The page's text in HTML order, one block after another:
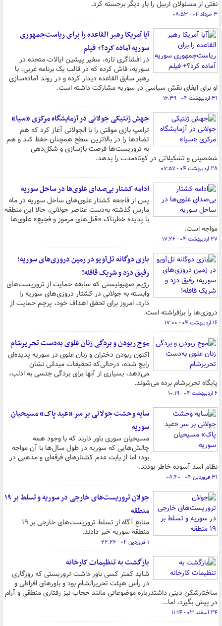
نفتی از مسئولان اربیل را بار دیگر برجسته کرد.
۳ خرداد ۰۴ - ۰۸:۵۳
آیا آمریکا رهبر القاعده را برای ریاست‌جمهوری
سوریه آماده کرد؟+ فیلم
در افشاگری تازه‌، سفیر پیشین ایالات متحده در
سوریه، فاش کرده که در قالب یک برنامه غربی، با
رهبر سابق القاعده دیدار کرده و در روند آماده‌سازی
او برای ایفای نقش سیاسی در سوریه مشارکت داشته است.
۳۱ اردیبهشت ۰۴ - ۱۶:۳۹
جهش ژنتیکی جولانی در آزمایشگاه مرکزی «سیا»
ترامپ بازی موقتی را با الجولانی آغاز کرد که هم
تضادها را در بالاترین سطح همچنان حفظ کند و هم
به تروریست‌ها فرصت بازسازی و شکل‌دهی
شخصیتی و تشکیلاتی در کوتاه‌مدت را بدهد.
۲۸ اردیبهشت ۰۴ - ۰۷:۵۷
ادامه کشتار بی‌صدای علوی‌ها در ساحل سوریه
پس از فاجعه کشتار علوی‌های ساحل سوریه در ماه
مارس گذشته به‌دست عناصر جولانی، حالا این منطقه
با پدیده خطرناک «قتل‌های مرموز و فجیع» علوی‌ها
مواجه است.
۲۷ اردیبهشت ۰۴ - ۱۷:۲۶
بازی دوگانه تل‌آویو در زمین دروزی‌های سوریه؛
رفیق دزد و شریک قافله!
رژیم صهیونیستی که سابقه حمایت از تروریست‌های
وابسته به جولانی در کشتار دروزی‌های سوریه را
دارد، امروز برای تحقق اهداف خود، پرچم حمایت از
دروزی‌ها را برافراشته است.
۱۶ اردیبهشت ۰۴ - ۱۷:۰۰
موج ربودن و بردگی زنان علوی به‌دست تحریرشام
اکنون ربودن دختران و زنان علوی در سوریه پدیده‌ای
رایج شده، درحالی‌که تحقیقات میدانی نشان
می‌دهد، بسیاری از آنها برای بردگی جنسی به ادلب،
پایگاه تحریرشام برده می‌شوند.
۶ اردیبهشت ۰۴ - ۱۰:۱۹
سایه وحشت جولانی بر سر «عید پاک» مسیحیان
سوریه
مسیحیان سوری باور دارند که با وجود همه
چالش‌هایی که سوریه در طول سال‌ها با آن مواجه
بود؛ اما از بابت عدم کشتارهای فرقه‌ای و مذهبی در
نظام اسد آسوده خاطر بودند.
۳۱ فروردین ۰۴ - ۰۸:۴۰
جولان تروریست‌های خارجی در سوریه و تسلط بر ۱۹
منطقه
منابع آگاه از تسلط تروریست‌های خارجی بر ۱۹
منطقه سوریه خبر دادند.
۱ فروردین ۰۴ - ۲۲:۲۶
بازگشت به تنظیمات کارخانه
شاید کمتر کسی باور داشت تروریستی که روزگاری
در رأس هیئت تحریرالشام بود و باورهای افراطی و
ساختارشکن دینی داشتدرباره موضوعاتی مانند حجاب نیز رفتاری منطقی و آرام
در پیش بگیرد، اما...
۲۴ اسفند ۰۳ - ۱۱:۱۴